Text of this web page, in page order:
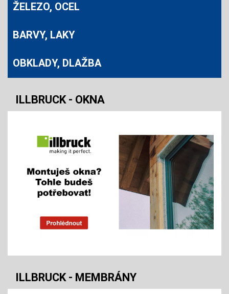
ŽELEZO, OCEL
BARVY, LAKY
OBKLADY, DLAŽBA
ILLBRUCK - OKNA
ILLBRUCK - MEMBRÁNY